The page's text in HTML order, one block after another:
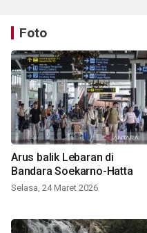
Foto
Arus balik Lebaran di
Bandara Soekarno-Hatta
Selasa, 24 Maret 2026